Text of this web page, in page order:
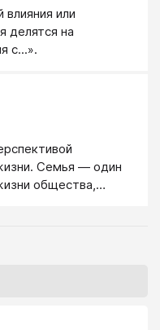
готов вкладываться
с
или
делятся на
с...».
Семья — один
общества,